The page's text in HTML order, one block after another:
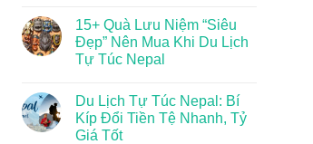
15+ Quà Lưu Niệm “Siêu
Đẹp” Nên Mua Khi Du Lịch
Tự Túc Nepal
Du Lịch Tự Túc Nepal: Bí
Kíp Đổi Tiền Tệ Nhanh, Tỷ
Giá Tốt